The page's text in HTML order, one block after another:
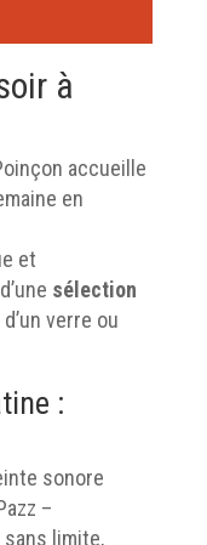
à
accueille
en
et
sélection
verre ou
:
sonore
–
limite,